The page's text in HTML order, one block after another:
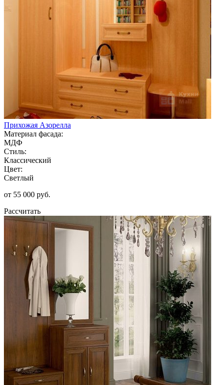
Прихожая Азорелла
Материал фасада:
МДФ
Стиль:
Классический
Цвет:
Светлый
от 55 000 руб.
Рассчитать